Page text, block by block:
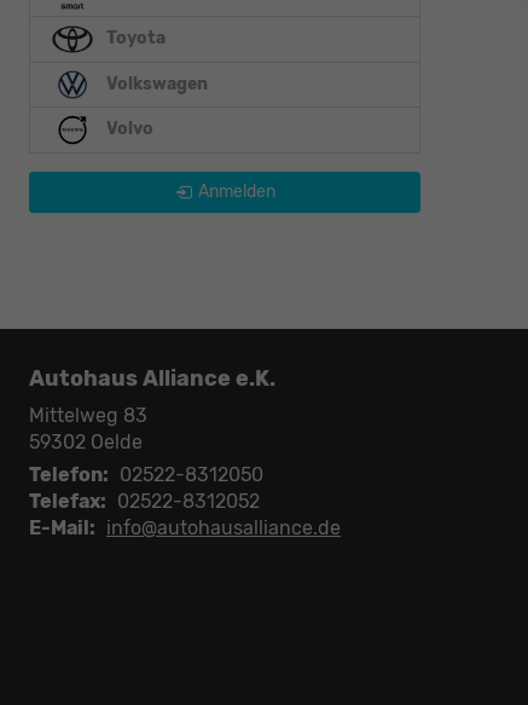
Toyota
Volkswagen
Volvo
Anmelden
Autohaus Alliance e.K.
Mittelweg 83
59302 Oelde
Telefon: 02522-8312050
Telefax: 02522-8312052
E-Mail: info@autohausalliance.de